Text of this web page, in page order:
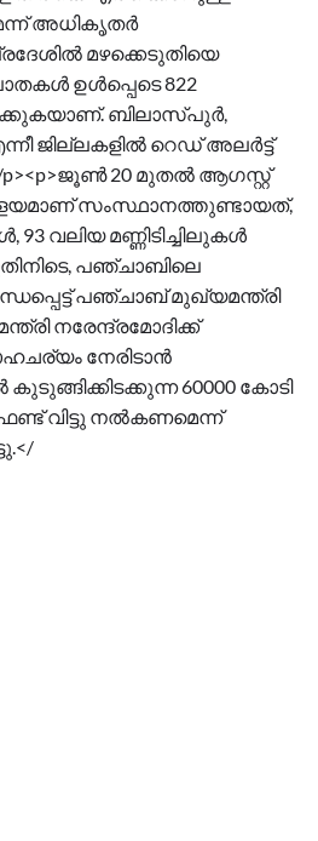
അധികൃതര്‍
മഴക്കെടുതിയെ
ഉള്‍പ്പെടെ 822
ബിലാസ്പുർ,
ജില്ലകളിൽ റെഡ് അലർട്ട്
p><p>ജൂൺ 20 മുതൽ ആഗസ്റ്റ്
സംസ്ഥാനത്തുണ്ടായത്,
വലിയ മണ്ണിടിച്ചിലുകൾ
പഞ്ചാബിലെ
പഞ്ചാബ് മുഖ്യമന്ത്രി
നരേന്ദ്രമോദിക്ക്
നേരിടാൻ
60000 കോടി
വിട്ടു നൽകണമെന്ന്